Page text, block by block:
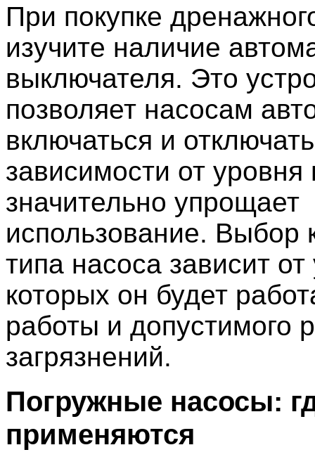
При покупке
изучите наличие
выключателя. Это
позволяет насосам
включаться и
зависимости от уровня
значительно упрощает
использование. Выбор
типа насоса зависит
которых он будет
работы и допустимого
загрязнений.
Погружные насосы:
применяются